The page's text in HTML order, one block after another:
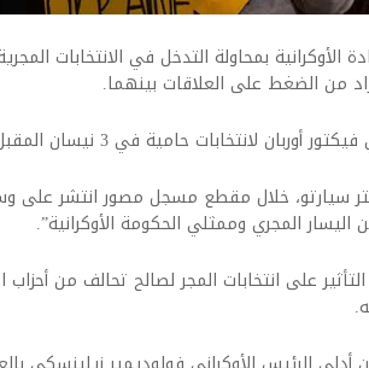
الأوكرانية بمحاولة التدخل في الانتخابات
من الضغط على العلاقات بينهما.
لانتخابات حامية في 3 نيسان المقبل.
سيارتو، خلال مقطع مسجل مصور انتشر على
المجري وممثلي الحكومة الأوكرانية”.
على انتخابات المجر لصالح تحالف من